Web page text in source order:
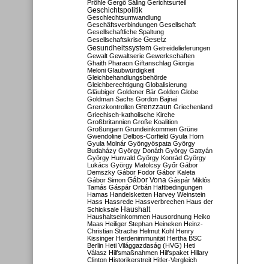
Pröhle Gergő Sáling Gerichtsurteil
Geschichtspolitik
Geschlechtsumwandlung
Geschäftsverbindungen Gesellschaft
Gesellschaftliche Spaltung
Gesellschaftskrise Gesetz
Gesundheitssystem Getreidelieferungen
Gewalt Gewaltserie Gewerkschaften
Ghaith Pharaon Giftanschlag Giorgia
Meloni Glaubwürdigkeit
Gleichbehandlungsbehörde
Gleichberechtigung Globalisierung
Gläubiger Goldener Bär Golden Globe
Goldman Sachs Gordon Bajnai
Grenzkontrollen Grenzzaun Griechenland
Griechisch-katholische Kirche
Großbritannien Große Koalition
Großungarn Grundeinkommen Grüne
Gwendoline Delbos-Corfield Gyula Horn
Gyula Molnár Gyöngyöspata György
Budaházy György Donáth György Gattyán
György Hunvald György Konrád György
Lukács György Matolcsy Győr Gábor
Demszky Gábor Fodor Gábor Kaleta
Gábor Simon Gábor Vona Gáspár Miklós
Tamás Gáspár Orbán Haftbedingungen
Hamas Handelsketten Harvey Weinstein
Hass Hassrede Hassverbrechen Haus der
Schicksale Haushalt
Haushaltseinkommen Hausordnung Heiko
Maas Heiliger Stephan Heineken Heinz-
Christian Strache Helmut Kohl Henry
Kissinger Herdenimmunität Hertha BSC
Berlin Heti Világgazdaság (HVG) Heti
Válasz Hilfsmaßnahmen Hilfspaket Hillary
Clinton Historikerstreit Hitler-Vergleich